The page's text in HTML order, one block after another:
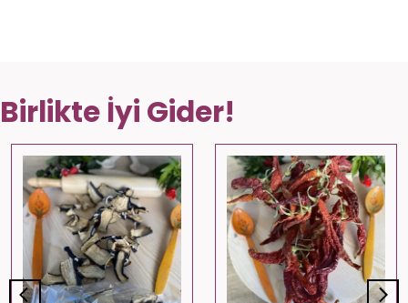
Birlikte İyi Gider!